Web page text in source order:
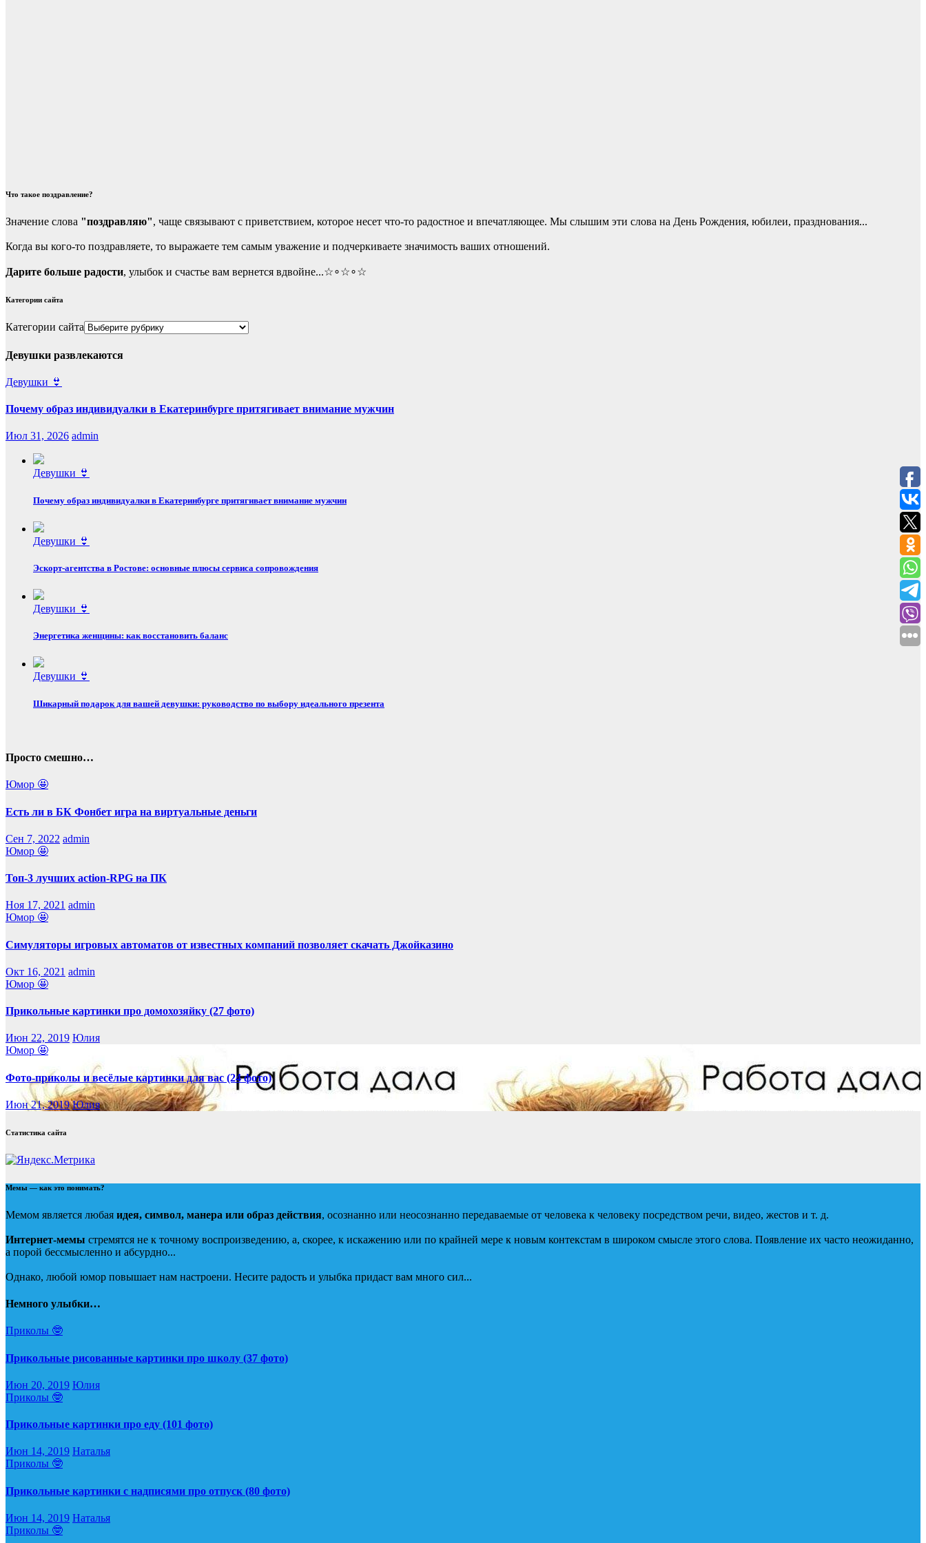
Что такое поздравление?
Значение слова "поздравляю", чаще связывают с приветствием, которое несет что-то радостное и впечатляющее. Мы слышим эти слова на День Рождения, юбилеи, празднования...
Когда вы кого-то поздравляете, то выражаете тем самым уважение и подчеркиваете значимость ваших отношений.
Дарите больше радости, улыбок и счастье вам вернется вдвойне...☆∘☆∘☆
Категории сайта
Категории сайта
Девушки развлекаются
Девушки 👙
Почему образ индивидуалки в Екатеринбурге притягивает внимание мужчин
Июл 31, 2026 admin
Девушки 👙
Почему образ индивидуалки в Екатеринбурге притягивает внимание мужчин
Девушки 👙
Эскорт‑агентства в Ростове: основные плюсы сервиса сопровождения
Девушки 👙
Энергетика женщины: как восстановить баланс
Девушки 👙
Шикарный подарок для вашей девушки: руководство по выбору идеального презента
Просто смешно…
Юмор 🤩
Есть ли в БК Фонбет игра на виртуальные деньги
Сен 7, 2022 admin
Юмор 🤩
Топ-3 лучших action-RPG на ПК
Ноя 17, 2021 admin
Юмор 🤩
Симуляторы игровых автоматов от известных компаний позволяет скачать Джойказино
Окт 16, 2021 admin
Юмор 🤩
Прикольные картинки про домохозяйку (27 фото)
Июн 22, 2019 Юлия
Юмор 🤩
Фото-приколы и весёлые картинки для вас (24 фото)
Июн 21, 2019 Юлия
Статистика сайта
Мемы — как это понимать?
Мемом является любая идея, символ, манера или образ действия, осознанно или неосознанно передаваемые от человека к человеку посредством речи, видео, жестов и т. д.
Интернет-мемы стремятся не к точному воспроизведению, а, скорее, к искажению или по крайней мере к новым контекстам в широком смысле этого слова. Появление их часто неожиданно,
а порой бессмысленно и абсурдно...
Однако, любой юмор повышает нам настроени. Несите радость и улыбка придаст вам много сил...
Немного улыбки…
Приколы 🤓
Прикольные рисованные картинки про школу (37 фото)
Июн 20, 2019 Юлия
Приколы 🤓
Прикольные картинки про еду (101 фото)
Июн 14, 2019 Наталья
Приколы 🤓
Прикольные картинки с надписями про отпуск (80 фото)
Июн 14, 2019 Наталья
Приколы 🤓